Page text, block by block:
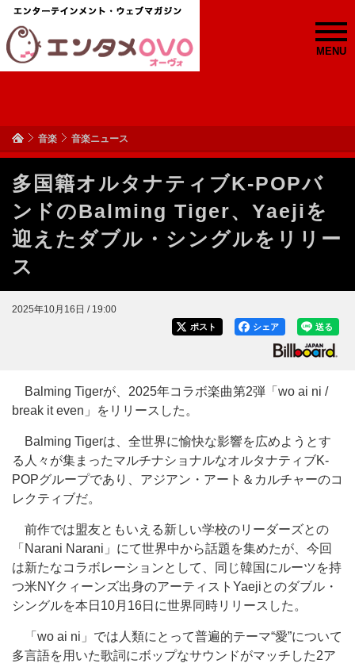
MENU
音楽 音楽ニュース
多国籍オルタナティブK-POPバ
ンドのBalming Tiger、Yaejiを
迎えたダブル・シングルをリリー
ス
2025年10月16日 / 19:00
送る
シェア
ポスト
Balming Tigerが、2025年コラボ楽曲第2弾「wo ai ni /
break it even」をリリースした。
Balming Tigerは、全世界に愉快な影響を広めようとす
る人々が集まったマルチナショナルなオルタナティブK-
POPグループであり、アジアン・アート＆カルチャーのコ
レクティブだ。
前作では盟友ともいえる新しい学校のリーダーズとの
「Narani Narani」にて世界中から話題を集めたが、今回
は新たなコラボレーションとして、同じ韓国にルーツを持
つ米NYクィーンズ出身のアーティストYaejiとのダブル・
シングルを本日10月16日に世界同時リリースした。
「wo ai ni」では人類にとって普遍的テーマ“愛”について
多言語を用いた歌詞にボップなサウンドがマッチした2ア